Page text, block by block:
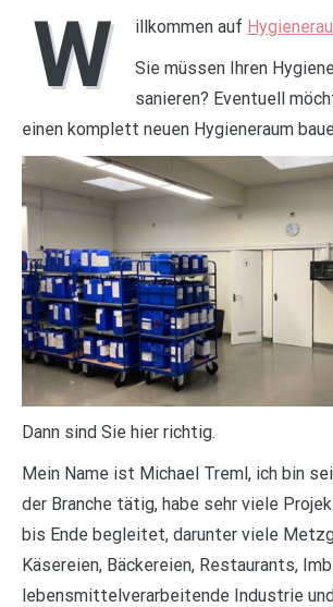
W illkommen auf
Sie müssen Ihren
sanieren? Eventuell
einen komplett neuen Hygieneraum
Dann sind Sie hier richtig.
Mein Name ist Michael Treml, ich bin
der Branche tätig, habe sehr viele
bis Ende begleitet, darunter viele
Käsereien, Bäckereien, Restaurants,
lebensmittelverarbeitende Industrie